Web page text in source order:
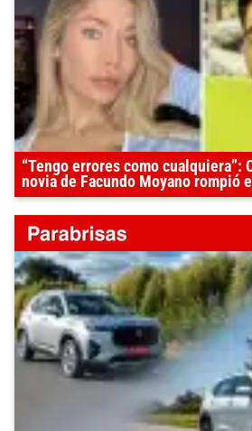
“Tengo errores como cualquiera”:
novia de Facundo Moyano rompió